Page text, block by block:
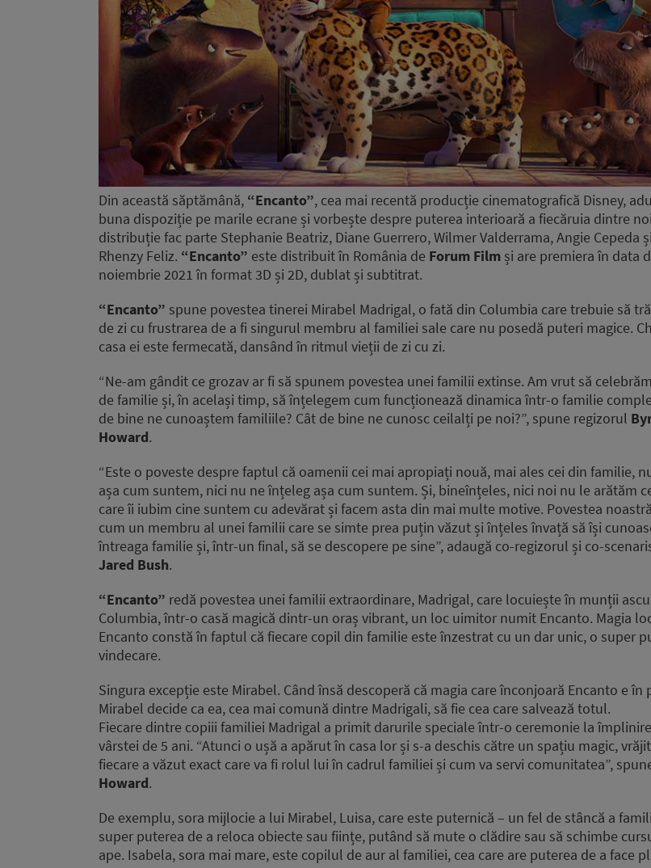
Din această săptămână, “Encanto”, cea mai recentă producție cinematografică Disney,
buna dispoziție pe marile ecrane și vorbește despre puterea interioară a fiecăruia dintre
distribuție fac parte Stephanie Beatriz, Diane Guerrero, Wilmer Valderrama, Angie Cepeda și
Rhenzy Feliz. “Encanto” este distribuit în România de Forum Film și are premiera în data
noiembrie 2021 în format 3D și 2D, dublat și subtitrat.
“Encanto” spune povestea tinerei Mirabel Madrigal, o fată din Columbia care trebuie să
de zi cu frustrarea de a fi singurul membru al familiei sale care nu posedă puteri magice.
casa ei este fermecată, dansând în ritmul vieții de zi cu zi.
“Ne-am gândit ce grozav ar fi să spunem povestea unei familii extinse. Am vrut să
de familie și, în același timp, să înțelegem cum funcționează dinamica într-o familie
de bine ne cunoaștem familiile? Cât de bine ne cunosc ceilalți pe noi?”, spune regizorul
Howard.
“Este o poveste despre faptul că oamenii cei mai apropiați nouă, mai ales cei din familie,
așa cum suntem, nici nu ne înțeleg așa cum suntem. Și, bineînțeles, nici noi nu le arătăm
care îi iubim cine suntem cu adevărat și facem asta din mai multe motive. Povestea
cum un membru al unei familii care se simte prea puțin văzut și înțeles învață să își
întreaga familie și, într-un final, să se descopere pe sine”, adaugă co-regizorul și co-
Jared Bush.
“Encanto” redă povestea unei familii extraordinare, Madrigal, care locuiește în munții
Columbia, într-o casă magică dintr-un oraș vibrant, un loc uimitor numit Encanto. Magia
Encanto constă în faptul că fiecare copil din familie este înzestrat cu un dar unic, o super
vindecare.
Singura excepție este Mirabel. Când însă descoperă că magia care înconjoară Encanto e în
Mirabel decide ca ea, cea mai comună dintre Madrigali, să fie cea care salvează totul.
Fiecare dintre copiii familiei Madrigal a primit darurile speciale într-o ceremonie la
vârstei de 5 ani. “Atunci o ușă a apărut în casa lor și s-a deschis către un spațiu magic,
fiecare a văzut exact care va fi rolul lui în cadrul familiei și cum va servi comunitatea”,
Howard.
De exemplu, sora mijlocie a lui Mirabel, Luisa, care este puternică – un fel de stâncă a
super puterea de a reloca obiecte sau ființe, putând să mute o clădire sau să schimbe
ape. Isabela, sora mai mare, este copilul de aur al familiei, cea care are puterea de a face